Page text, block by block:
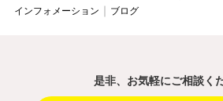
インフォメーション
ブログ
是非、お気軽にご相談く